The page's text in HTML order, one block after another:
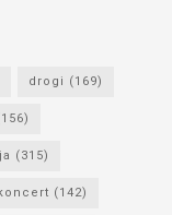
drogi (169)
(315)
(142)